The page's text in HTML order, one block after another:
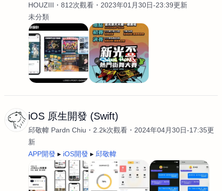
HOUZIII 812次觀看
2023年01月30日-23:39更新
未分類
iOS 原生開發 (Swift)
邱敬幃 Pardn Chiu 2.2k次觀看
2024年04月30日-17:35更
新
APP開發
iOS開發 邱敬幃